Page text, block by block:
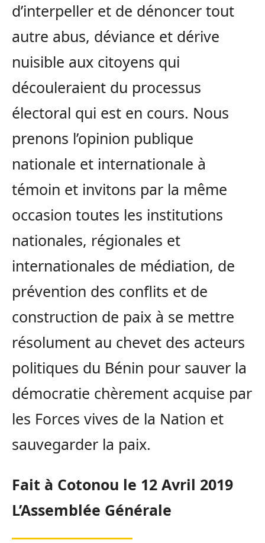
d’interpeller et de dénoncer tout
autre abus, déviance et dérive
nuisible aux citoyens qui
découleraient du processus
électoral qui est en cours. Nous
prenons l’opinion publique
nationale et internationale à
témoin et invitons par la même
occasion toutes les institutions
nationales, régionales et
internationales de médiation, de
prévention des conflits et de
construction de paix à se mettre
résolument au chevet des acteurs
politiques du Bénin pour sauver la
démocratie chèrement acquise par
les Forces vives de la Nation et
sauvegarder la paix.
Fait à Cotonou le 12 Avril 2019
L’Assemblée Générale